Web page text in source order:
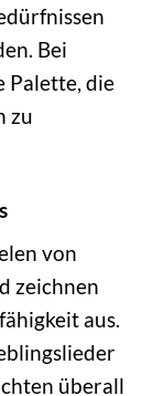
Bei
Palette, die
zu
von
zeichnen
aus.
überall